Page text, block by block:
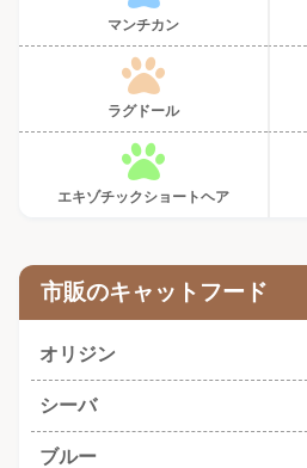
マンチカン
ラグドール
エキゾチックショートヘア
市販のキャットフード
オリジン
シーバ
ブルー